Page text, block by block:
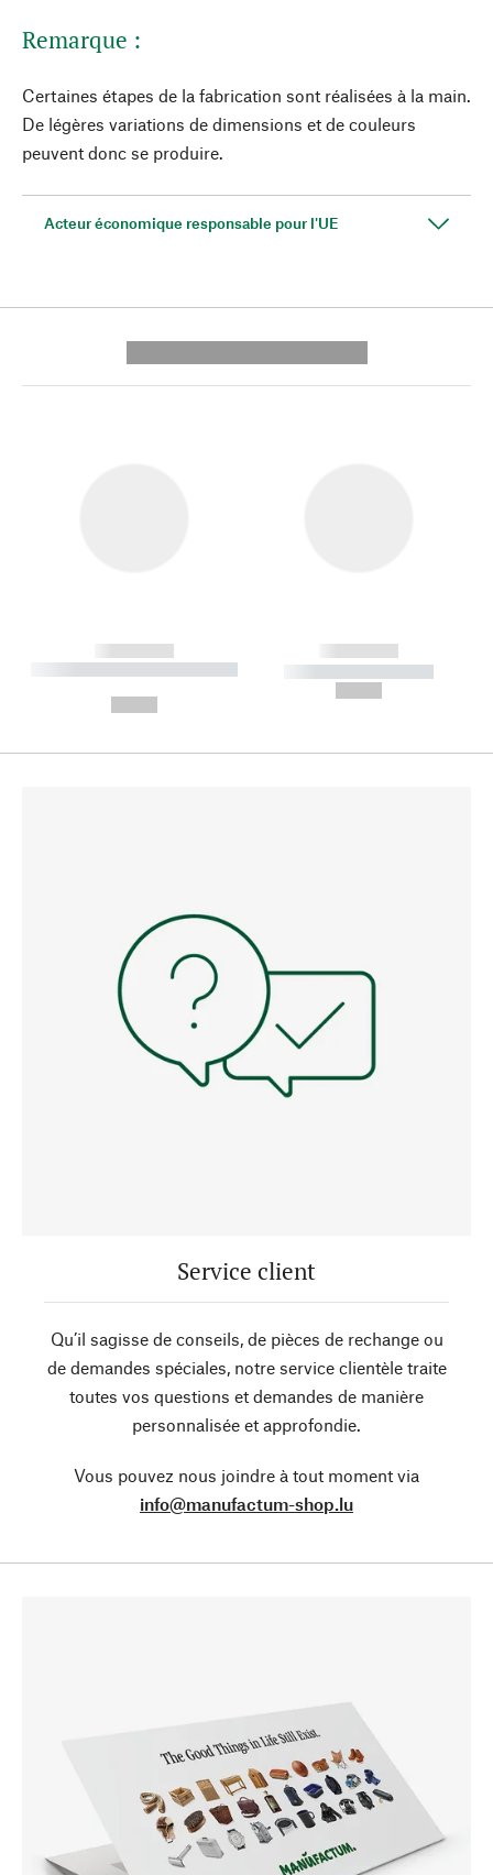
Remarque :
Certaines étapes de la fabrication sont réalisées à la main.
De légères variations de dimensions et de couleurs
peuvent donc se produire.
Acteur économique responsable pour l'UE
------------
----------- ----------- --------
------------
----------- -----------
Service client
Qu’il sagisse de conseils, de pièces de rechange ou
de demandes spéciales, notre service clientèle traite
toutes vos questions et demandes de manière
personnalisée et approfondie.
Vous pouvez nous joindre à tout moment via
info@manufactum-shop.lu